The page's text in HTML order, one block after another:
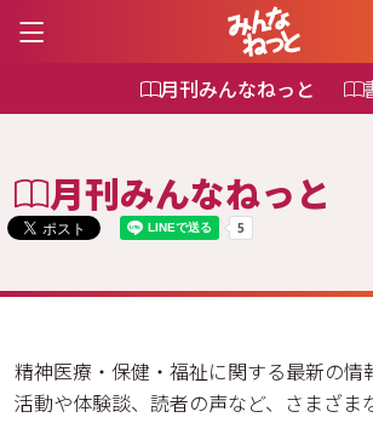
月刊みんなねっと
月刊みんなねっと
精神医療・保健・福祉に関する最新の情
活動や体験談、読者の声など、さまざま